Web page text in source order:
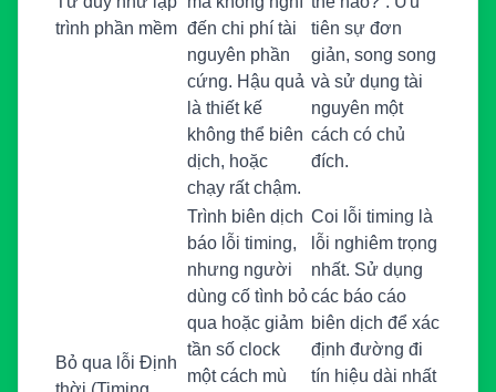
trình phần mềm đến chi phí tài
nguyên phần
cứng. Hậu quả
là thiết kế
không thể biên
dịch, hoặc
chạy rất chậm.
tiên sự đơn
giản, song song
và sử dụng tài
nguyên một
cách có chủ
đích.
Bỏ qua lỗi Định
Trình biên dịch
báo lỗi timing,
nhưng người
dùng cố tình bỏ
qua hoặc giảm
tần số clock
một cách mù
Coi lỗi timing là
lỗi nghiêm trọng
nhất. Sử dụng
các báo cáo
biên dịch để xác
định đường đi
tín hiệu dài nhất